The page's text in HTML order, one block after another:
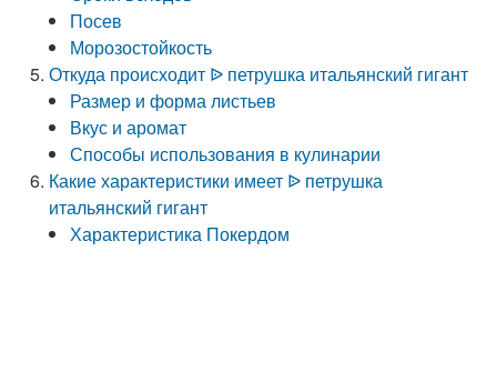
Посев
Морозостойкость
Откуда происходит ᐉ петрушка итальянский гигант
Размер и форма листьев
Вкус и аромат
Способы использования в кулинарии
Какие характеристики имеет ᐉ петрушка
итальянский гигант
Характеристика Покердом